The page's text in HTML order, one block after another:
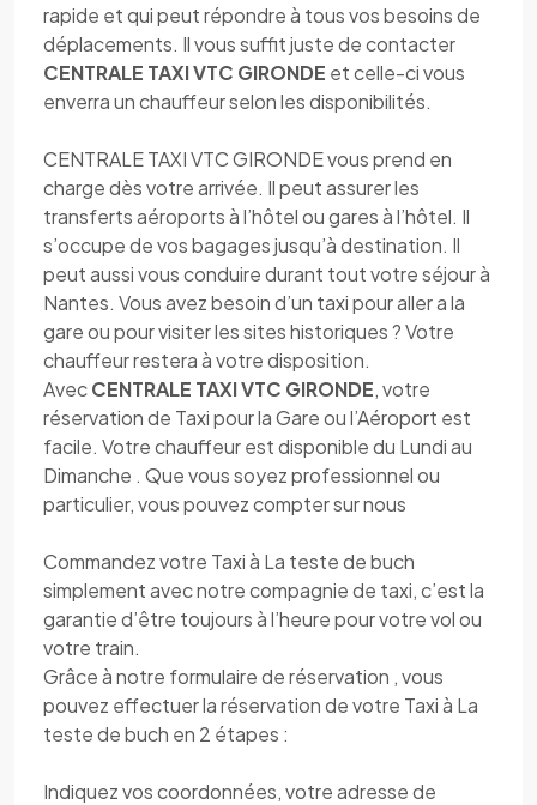
rapide et qui peut répondre à tous vos besoins de
déplacements. Il vous suffit juste de contacter
CENTRALE TAXI VTC GIRONDE et celle-ci vous
enverra un chauffeur selon les disponibilités.
CENTRALE TAXI VTC GIRONDE vous prend en
charge dès votre arrivée. Il peut assurer les
transferts aéroports à l’hôtel ou gares à l’hôtel. Il
s’occupe de vos bagages jusqu’à destination. Il
peut aussi vous conduire durant tout votre séjour à
Nantes. Vous avez besoin d’un taxi pour aller a la
gare ou pour visiter les sites historiques ? Votre
chauffeur restera à votre disposition.
AvecCENTRALE TAXI VTC GIRONDE, votre
réservation de Taxi pour la Gare ou l’Aéroport est
facile. Votre chauffeur est disponible du Lundi au
Dimanche . Que vous soyez professionnel ou
particulier, vous pouvez compter sur nous
Commandez votre Taxi à La teste de buch
simplement avec notre compagnie de taxi, c’est la
garantie d’être toujours à l’heure pour votre vol ou
votre train.
Grâce à notre formulaire de réservation , vous
pouvez effectuer la réservation de votre Taxi à La
teste de buch en 2 étapes :
Indiquez vos coordonnées, votre adresse de